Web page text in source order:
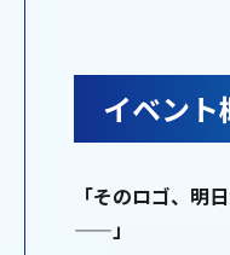
イベント
「そのロゴ、明
——」